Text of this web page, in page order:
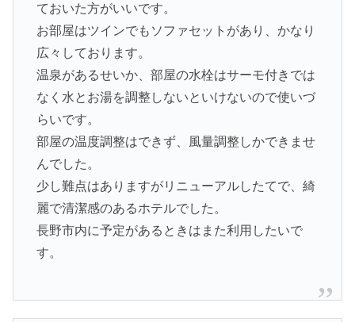
ておいた方がいいです。
お部屋はツインでもソファセットがあり、かなり
広々しております。
温泉があるせいか、部屋の水栓はサーモ付きでは
なく水とお湯を調整しないといけないので使いづ
らいです。
部屋の温度調整はできず、風量調整しかできませ
んでした。
少し難点はありますがリニューアルしたてで、綺
麗で清潔感のあるホテルでした。
長野市内に予定があるときはまた利用したいで
す。